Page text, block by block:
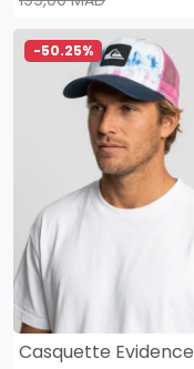
-50.25%
Casquette Evidence